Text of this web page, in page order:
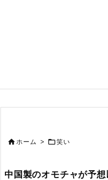
ホーム > 笑い
中国製のオモチャが予